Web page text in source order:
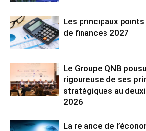
Les principaux
de finances 2027
Le Groupe QNB
rigoureuse de ses
stratégiques au
2026
La relance de